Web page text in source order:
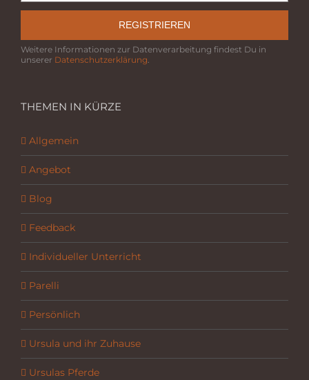
REGISTRIEREN
Weitere Informationen zur Datenverarbeitung findest Du in
unserer Datenschutzerklärung.
THEMEN IN KÜRZE
Allgemein
Angebot
Blog
Feedback
Individueller Unterricht
Parelli
Persönlich
Ursula und ihr Zuhause
Ursulas Pferde